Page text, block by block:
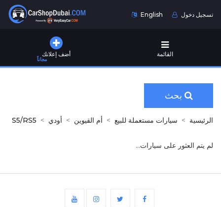
English تسجيل دخول
أضف إعلانك
مجاناً
القائمة
بحث
الرئيسية سيارات مستعملة للبيع أم القيوين أودي S5/RS5
لم يتم العثور على سيارات...